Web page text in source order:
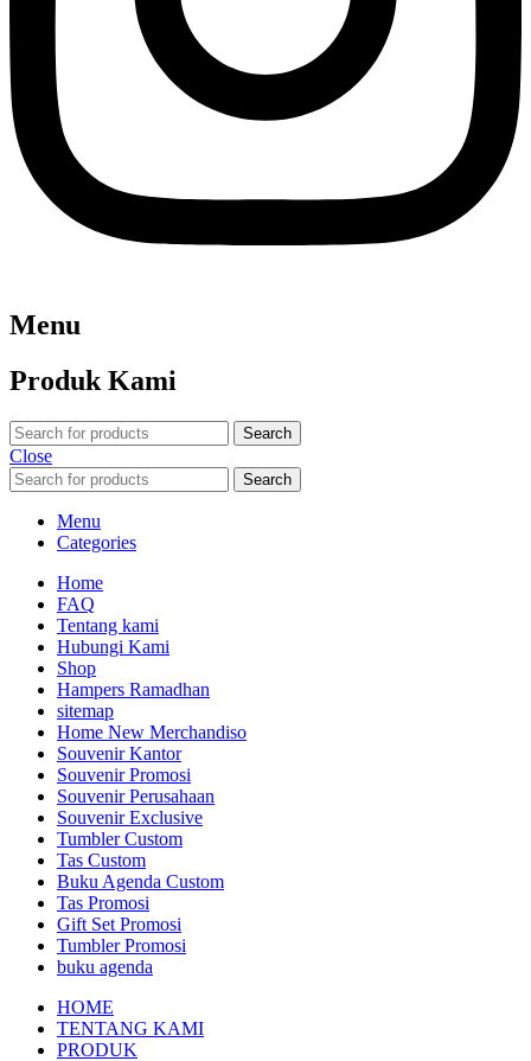
Menu
Produk Kami
Search
Close
Search
Menu
Categories
Home
FAQ
Tentang kami
Hubungi Kami
Shop
Hampers Ramadhan
sitemap
Home New Merchandiso
Souvenir Kantor
Souvenir Promosi
Souvenir Perusahaan
Souvenir Exclusive
Tumbler Custom
Tas Custom
Buku Agenda Custom
Tas Promosi
Gift Set Promosi
Tumbler Promosi
buku agenda
HOME
TENTANG KAMI
PRODUK